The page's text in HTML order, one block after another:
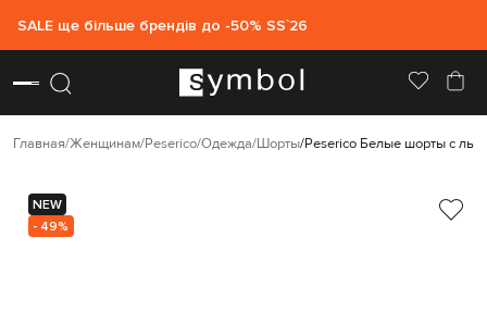
SALE ще більше брендів до -50% SS`26
Главная Женщинам Peserico Одежда Шорты Peserico Белые шорты с
NEW
- 49%